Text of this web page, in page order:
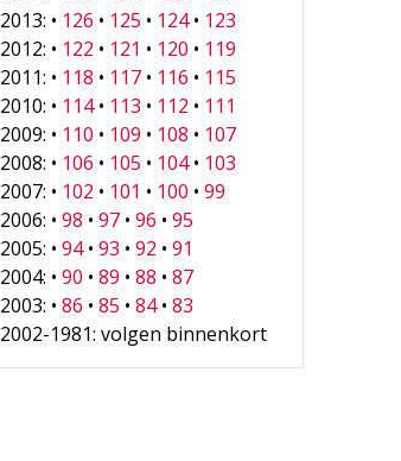
2013: • 126 • 125 • 124• 123
2012: • 122 • 121 • 120 • 119
2011: • 118 • 117 • 116 • 115
2010: • 114• 113 • 112 • 111
2009: • 110 • 109 • 108 • 107
2008: • 106 • 105 • 104• 103
2007: • 102 • 101 • 100 •99
2006: •98 •97 •96 •95
2005: •94•93 •92 •91
2004: •90 •89 •88 •87
2003: •86 •85 •84•83
2002-1981: volgen binnenkort